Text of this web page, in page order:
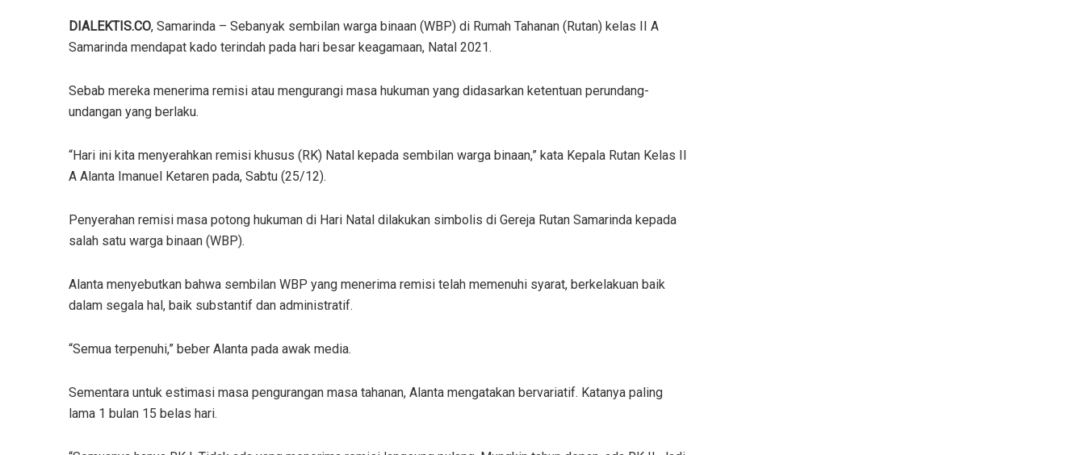
DIALEKTIS.CO, Samarinda – Sebanyak sembilan warga binaan (WBP) di Rumah Tahanan (Rutan) kelas II A
Samarinda mendapat kado terindah pada hari besar keagamaan, Natal 2021.
Sebab mereka menerima remisi atau mengurangi masa hukuman yang didasarkan ketentuan perundang-
undangan yang berlaku.
“Hari ini kita menyerahkan remisi khusus (RK) Natal kepada sembilan warga binaan,” kata Kepala Rutan Kelas II
A Alanta Imanuel Ketaren pada, Sabtu (25/12).
Penyerahan remisi masa potong hukuman di Hari Natal dilakukan simbolis di Gereja Rutan Samarinda kepada
salah satu warga binaan (WBP).
Alanta menyebutkan bahwa sembilan WBP yang menerima remisi telah memenuhi syarat, berkelakuan baik
dalam segala hal, baik substantif dan administratif.
“Semua terpenuhi,” beber Alanta pada awak media.
Sementara untuk estimasi masa pengurangan masa tahanan, Alanta mengatakan bervariatif. Katanya paling
lama 1 bulan 15 belas hari.